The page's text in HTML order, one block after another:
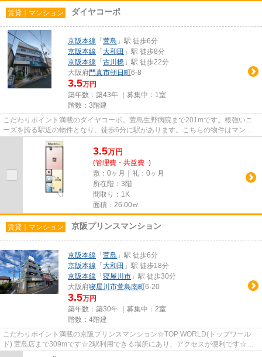
賃貸｜マンション ダイヤコーポ
京阪本線 「 萱島 」駅 徒歩6分
京阪本線 「 大和田 」駅 徒歩8分
京阪本線 「 古川橋 」駅 徒歩22分
大阪府門真市朝日町6-8
3.5万円
築年数：築43年 ｜募集中： 1室
階数：3階建
こだわりポイント満載のダイヤコーポ。萱島生野病院まで201mです。根強いニ
ーズを誇る駅近の物件となり、徒歩6分に駅があります。こちらの物件はマンシ
ョンです。できるだけ早めに不動...
3.5万円
(管理費・共益費 -)
敷：0ヶ月｜礼：0ヶ月
所在階：3階
間取り：1K
面積：26.00㎡
賃貸｜マンション 京阪プリンスマンション
京阪本線 「 萱島 」駅 徒歩6分
京阪本線 「 大和田 」駅 徒歩18分
京阪本線 「 寝屋川市 」駅 徒歩30分
大阪府寝屋川市萱島南町6-20
3.5万円
築年数：築30年 ｜募集中： 2室
階数：4階建
こだわりポイント満載の京阪プリンスマンション☆TOP WORLD(トップワール
ド) 萱島店まで309mです☆2駅利用できる場所にあり、アクセスが便利です☆最
上階のマンションです☆できるだけ早め...